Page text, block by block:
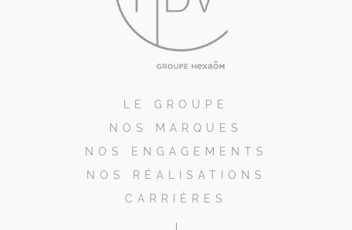
LE GROUPE
NOS MARQUES
NOS ENGAGEMENTS
NOS RÉALISATIONS
CARRIÈRES